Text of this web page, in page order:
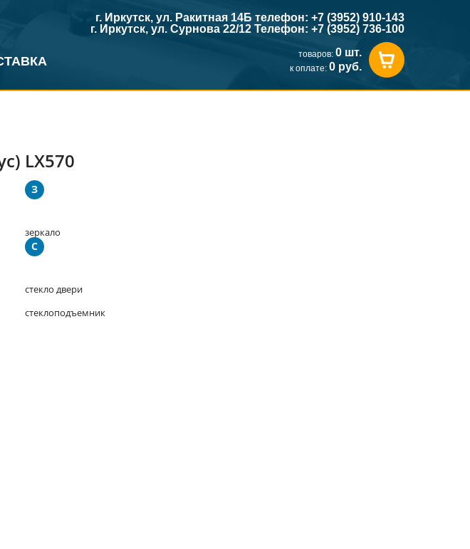
г. Иркутск, ул. Ракитная 14Б телефон: +7 (3952) 910-143
г. Иркутск, ул. Сурнова 22/12 Телефон: +7 (3952) 736-100
товаров: 0 шт.
к оплате: 0 руб.
LX570
З
зеркало
С
стекло двери
стеклоподъемник